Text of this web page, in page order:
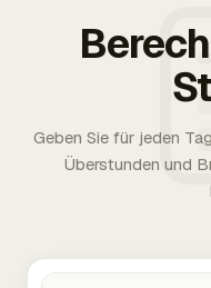
Geben Sie für jeden
Überstunden und